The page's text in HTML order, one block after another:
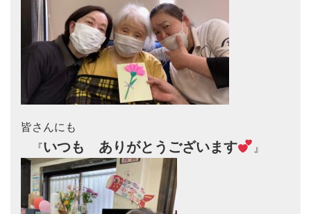
皆さんにも
『いつも　ありがとうございます